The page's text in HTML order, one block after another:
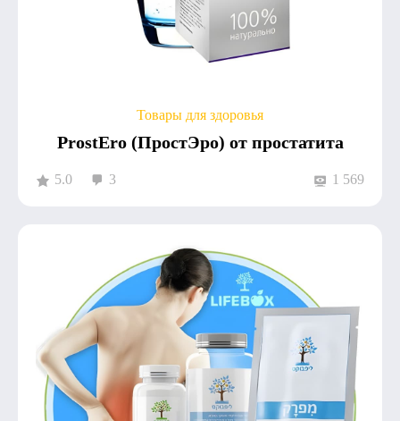
Товары для здоровья
ProstEro (ПростЭро) от простатита
5.0 3 1 569